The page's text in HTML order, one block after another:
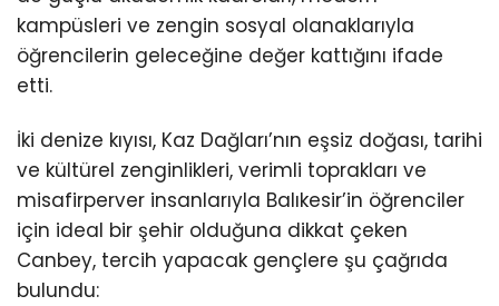
kampüsleri ve zengin sosyal olanaklarıyla
öğrencilerin geleceğine değer kattığını ifade
etti.
İki denize kıyısı, Kaz Dağları’nın eşsiz doğası, tarihi
ve kültürel zenginlikleri, verimli toprakları ve
misafirperver insanlarıyla Balıkesir’in öğrenciler
için ideal bir şehir olduğuna dikkat çeken
Canbey, tercih yapacak gençlere şu çağrıda
bulundu: